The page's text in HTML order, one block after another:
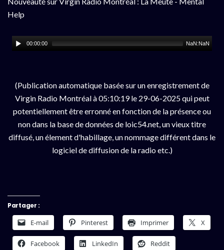
Help
00:00:00 NaN:NaN
(Publication automatique basée sur un enregistrement de
Virgin Radio Montréal à 05:10:19 le 29-06-2025 qui peut
potentiellement être erronné en fonction de la présence ou
non dans la base de données de loic54.net, un vieux titre
diffusé, un élement d'habillage, un nommage différent dans le
logiciel de diffusion de la radio etc.)
Partager :
E-mail Pinterest Imprimer X
Facebook LinkedIn Reddit